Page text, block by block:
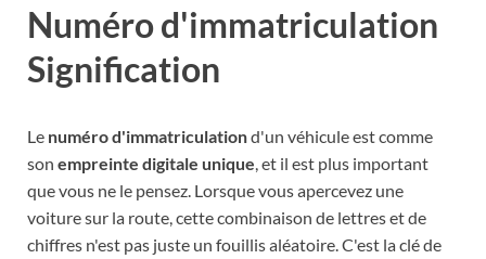
Numéro d'immatriculation
Signification
Le numéro d'immatriculationd'un véhicule est comme
son empreinte digitale unique, et il est plus important
que vous ne le pensez. Lorsque vous apercevez une
voiture sur la route, cette combinaison de lettres et de
chiffres n'est pas juste un fouillis aléatoire. C'est la clé de